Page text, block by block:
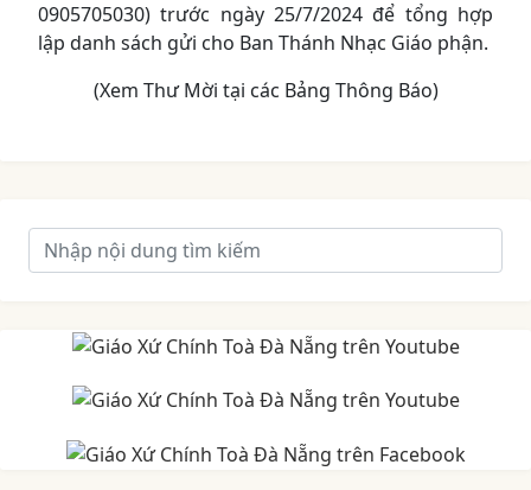
0905705030) trước ngày 25/7/2024 để tổng hợp
lập danh sách gửi cho Ban Thánh Nhạc Giáo phận.
(Xem Thư Mời tại các Bảng Thông Báo)